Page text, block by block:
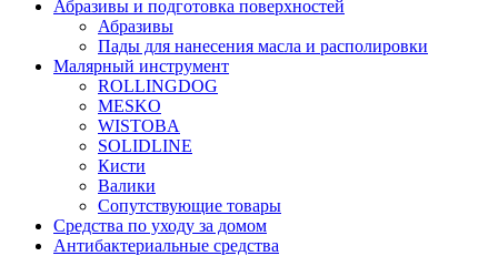
Абразивы и подготовка поверхностей
Абразивы
Пады для нанесения масла и располировки
Малярный инструмент
ROLLINGDOG
MESKO
WISTOBA
SOLIDLINE
Кисти
Валики
Сопутствующие товары
Средства по уходу за домом
Антибактериальные средства